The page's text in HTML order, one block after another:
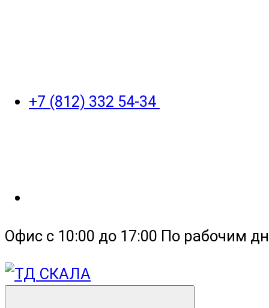
+7 (812) 332 54-34
Офис с 10:00 до 17:00 По рабочим